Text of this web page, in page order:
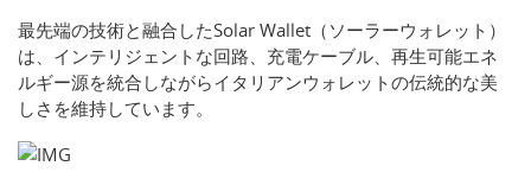
最先端の技術と融合したSolar Wallet（ソーラーウォレット）
は、インテリジェントな回路、充電ケーブル、再生可能エネ
ルギー源を統合しながらイタリアンウォレットの伝統的な美
しさを維持しています。